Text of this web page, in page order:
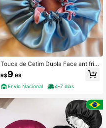
Touca de Cetim Dupla Face antifriz
R$9 ,99
Envio Nacional
4-7 dias